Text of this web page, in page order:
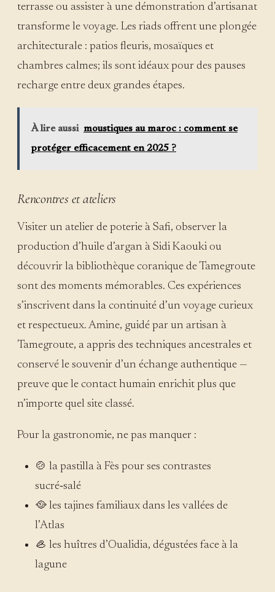
terrasse ou assister à une démonstration d’artisanat
transforme le voyage. Les riads offrent une plongée
architecturale : patios fleuris, mosaïques et
chambres calmes; ils sont idéaux pour des pauses
recharge entre deux grandes étapes.
À lire aussi moustiques au maroc : comment se
protéger efficacement en 2025 ?
Rencontres et ateliers
Visiter un atelier de poterie à Safi, observer la
production d’huile d’argan à Sidi Kaouki ou
découvrir la bibliothèque coranique de Tamegroute
sont des moments mémorables. Ces expériences
s’inscrivent dans la continuité d’un voyage curieux
et respectueux. Amine, guidé par un artisan à
Tamegroute, a appris des techniques ancestrales et
conservé le souvenir d’un échange authentique —
preuve que le contact humain enrichit plus que
n’importe quel site classé.
Pour la gastronomie, ne pas manquer :
🍲 la pastilla à Fès pour ses contrastes
sucré‑salé
🥘 les tajines familiaux dans les vallées de
l’Atlas
🦪 les huîtres d’Oualidia, dégustées face à la
lagune